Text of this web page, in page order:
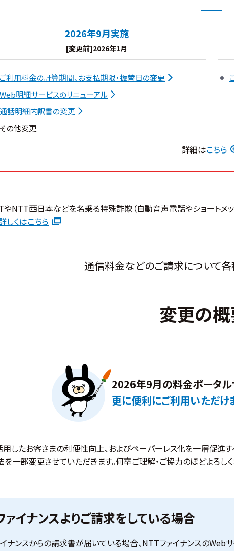
2026年9月実施
[変更前]2026年1月
ご利用料金の計算期間、お支払期限・振替日の変更
Web明細サービスのリニューアル
通話明細内訳書の変更
その他変更
詳細はこちら
NTT西日本などを名乗る特殊詐欺（自動音声電話やショートメ
しくはこちら
通信料金などのご請求について各
変更の
2026年9月の料金ポータル
更に便利にご利用いただけ
用したお客さまの利便性向上、およびペーパーレス化を一層促進
一部変更させていただきます。何卒ご理解・ご協力のほどよろしく
イナンスよりご請求をしている場合
ナンスからの請求書が届いている場合、NTTファイナンスのWebサ